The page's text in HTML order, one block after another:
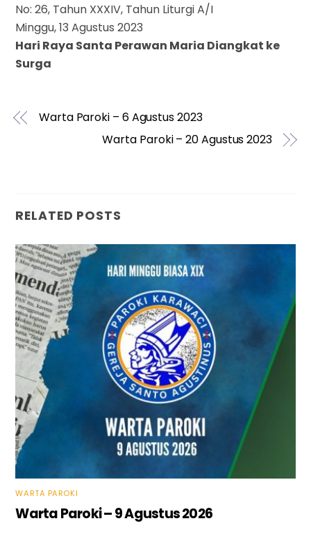
No: 26, Tahun XXXIV, Tahun Liturgi A/I
Minggu, 13 Agustus 2023
Hari Raya Santa Perawan Maria Diangkat ke
Surga
Warta Paroki – 6 Agustus 2023
Warta Paroki – 20 Agustus 2023
RELATED POSTS
WARTA PAROKI
Warta Paroki – 9 Agustus 2026